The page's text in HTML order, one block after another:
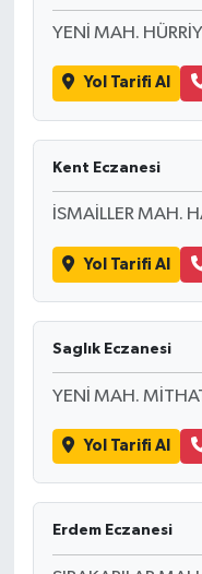
YENİ MAH.
Yol Tarifi Al
Kent Eczanesi
İSMAİLLER MAH.
Yol Tarifi Al
Saglık Eczanesi
YENİ MAH.
Yol Tarifi Al
Erdem Eczanesi